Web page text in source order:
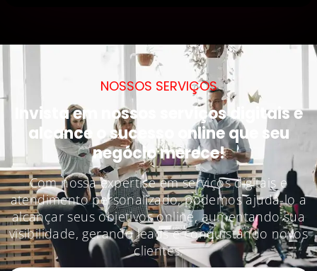
NOSSOS SERVIÇOS
Invista em nossos serviços digitais e
alcance o sucesso online que seu
negócio merece!
Com nossa expertise em serviços digitais e
atendimento personalizado, podemos ajudá-lo a
alcançar seus objetivos online, aumentando sua
visibilidade, gerando leads e conquistando novos
clientes.